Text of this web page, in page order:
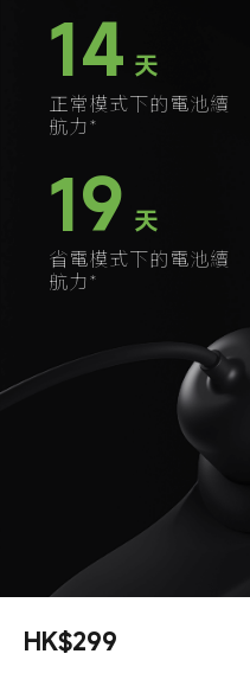
HK$299
14 天
正常模式下的電池續
航力*
19 天
省電模式下的電池續
航力*